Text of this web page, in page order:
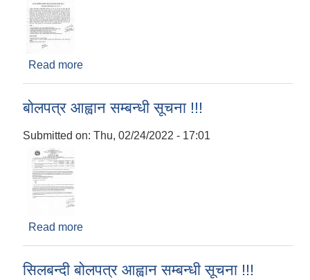
Read more
बोलपत्र आह्वान सम्बन्धी सूचना !!!
Submitted on: Thu, 02/24/2022 - 17:01
Read more
सिलबन्दी बोलपत्र आह्वान सम्बन्धी सूचना !!!